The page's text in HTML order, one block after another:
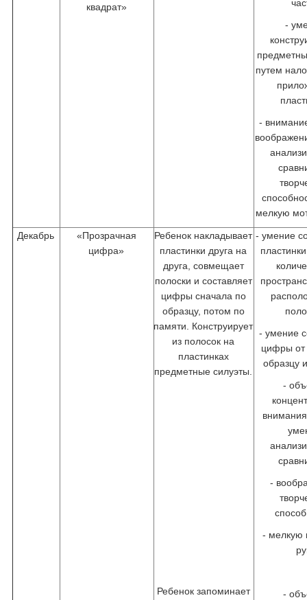
квадрат»
-
путем
-
мелкую
Декабрь
«Прозрачная
цифра»
Ребенок накладывает
пластинки друга на
друга, совмещает
полоски и составляет
цифры сначала по
образцу, потом по
памяти. Конструирует
из полосок на
пластинках
предметные силуэты.
Ребенок запоминает
- умение
- умение
цифры от
образцу
-
-
- мелкую
-